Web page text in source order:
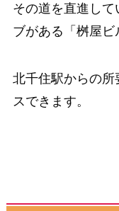
その道を直進し
ブがある「桝屋ビ
北千住駅からの
スできます。